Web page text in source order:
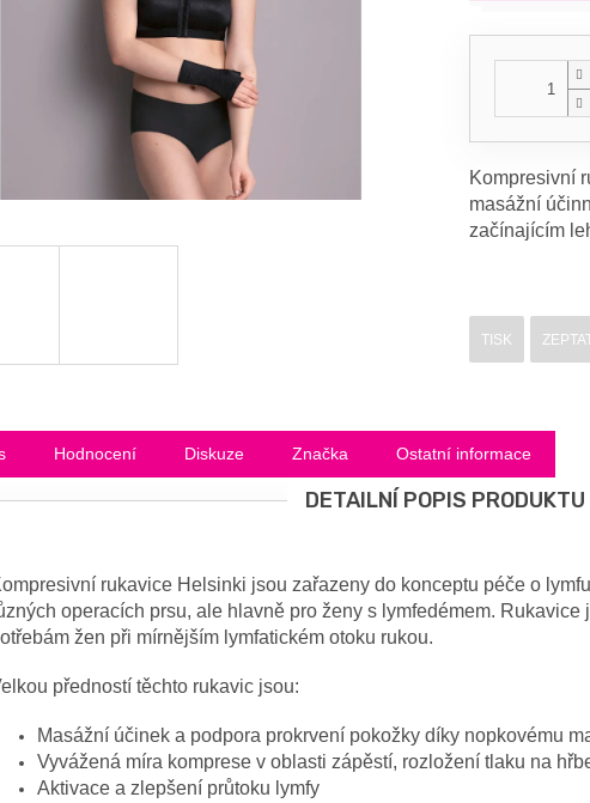
Kompresivní
masážní
začínajícím
TISK
Hodnocení Diskuze Značka Ostatní informace
DETAILNÍ POPIS PRODUKTU
rukavice Helsinki jsou zařazeny do konceptu péče o
operacích prsu, ale hlavně pro ženy s lymfedémem.
žen při mírnějším lymfatickém otoku rukou.
předností těchto rukavic jsou:
Masážní účinek a podpora prokrvení pokožky díky nopkovému
Vyvážená míra komprese v oblasti zápěstí, rozložení tlaku na
Aktivace a zlepšení průtoku lymfy